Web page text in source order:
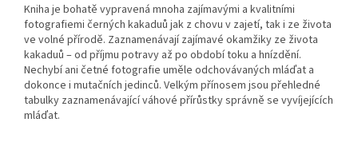
Kniha je bohatě vypravená mnoha zajímavými a kvalitními
fotografiemi černých kakaduů jak z chovu v zajetí, tak i ze života
ve volné přírodě. Zaznamenávají zajímavé okamžiky ze života
kakaduů – od příjmu potravy až po období toku a hnízdění.
Nechybí ani četné fotografie uměle odchovávaných mláďat a
dokonce i mutačních jedinců. Velkým přínosem jsou přehledné
tabulky zaznamenávající váhové přírůstky správně se vyvíjejících
mláďat.